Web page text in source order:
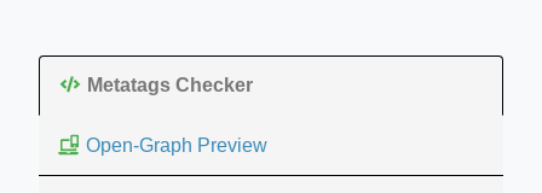
Metatags Checker
Open-Graph Preview